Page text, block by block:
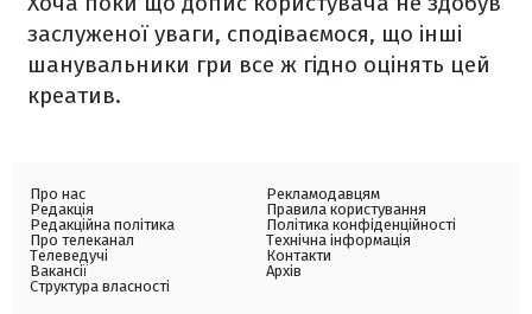
заслуженої уваги, сподіваємося, що інші
шанувальники гри все ж гідно оцінять цей
креатив.
Про нас
Редакція
Редакційна політика
Про телеканал
Телеведучі
Вакансії
Структура власності
Рекламодавцям
Правила користування
Політика конфіденційності
Технічна інформація
Контакти
Архів